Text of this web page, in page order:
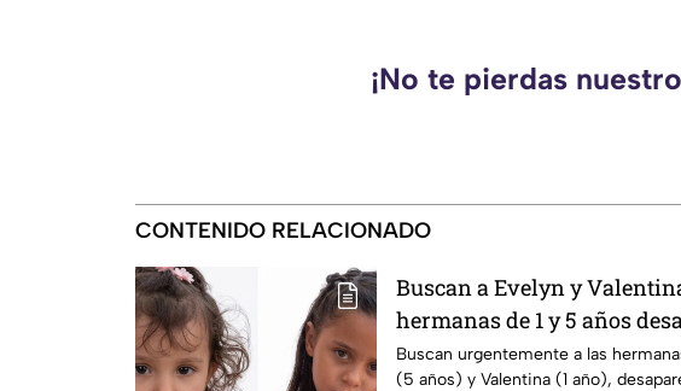
¡No te pierdas
CONTENIDO RELACIONADO
Buscan a Evelyn y
hermanas de 1 y 5 años
en Torreón
Buscan urgentemente a las
(5 años) y Valentina (1 año),